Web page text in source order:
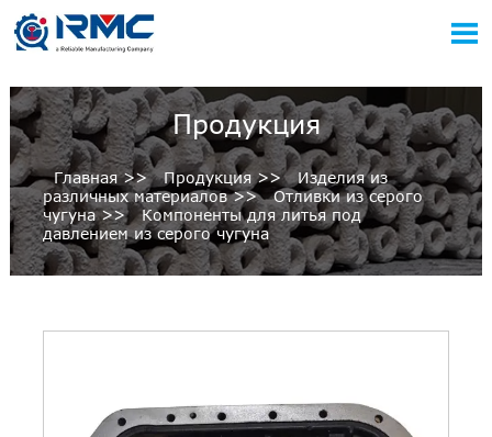

Продукция
Главная>> Продукция>> Изделия из
различных материалов>> Отливки из серого
чугуна>>
Компоненты для литья под
давлением из серого чугуна